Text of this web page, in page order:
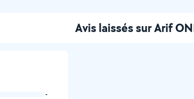
Avis laissés sur Arif
-